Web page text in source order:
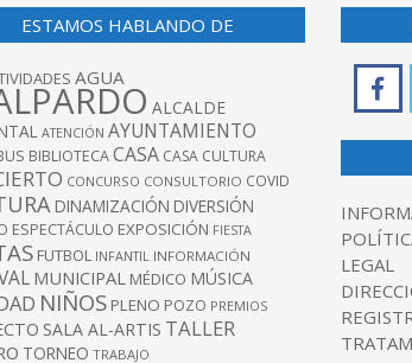
ESTAMOS HABLANDO DE
AGUA
ALCALDE
ATENCIÓN AYUNTAMIENTO
BIBLIOTECACASA CASA CULTURA
CONCURSO CONSULTORIO COVID
DINAMIZACIÓN DIVERSIÓN
ESPECTÁCULO EXPOSICIÓN FIESTA
FUTBOL INFANTIL INFORMACIÓN
MUNICIPAL MÉDICO MÚSICA
NIÑOS PLENO POZO PREMIOS
SALA AL-ARTIS TALLER
TORNEO TRABAJO
LEGAL